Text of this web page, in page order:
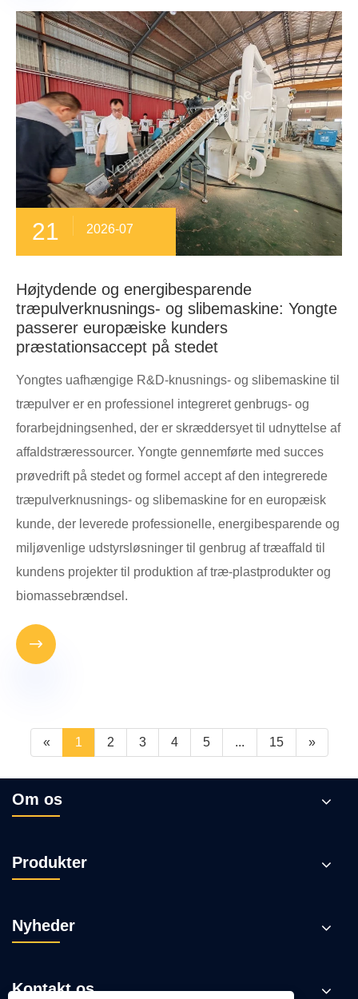
21 2026-07
Højtydende og energibesparende
træpulverknusnings- og slibemaskine: Yongte
passerer europæiske kunders
præstationsaccept på stedet
Yongtes uafhængige R&D-knusnings- og slibemaskine til
træpulver er en professionel integreret genbrugs- og
forarbejdningsenhed, der er skræddersyet til udnyttelse af
affaldstræressourcer. Yongte gennemførte med succes
prøvedrift på stedet og formel accept af den integrerede
træpulverknusnings- og slibemaskine for en europæisk
kunde, der leverede professionelle, energibesparende og
miljøvenlige udstyrsløsninger til genbrug af træaffald til
kundens projekter til produktion af træ-plastprodukter og
biomassebrændsel.

« 1 2 3 4 5 ... 15 »
Om os
Produkter
Nyheder
Kontakt os